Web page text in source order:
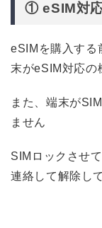
① eSIM対
eSIMを購入する
末がeSIM対応の
また、端末が
ません
SIMロックさせ
連絡して解除し